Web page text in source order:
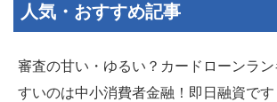
人気・おすすめ記事
審査の甘い・ゆるい？カードローンラ
すいのは中小消費者金融！即日融資です